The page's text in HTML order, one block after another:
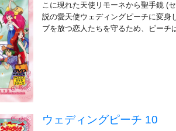
こに現れた天使リモーネから聖手鏡 (
説の愛天使ウェディングピーチに変身
ブを放つ恋人たちを守るため、ピー
ウェディングピーチ 10